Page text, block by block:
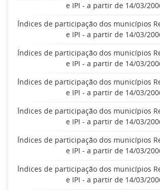
e IPI - a partir de 14/03/
Índices de participação dos municípios
e IPI - a partir de 14/03/
Índices de participação dos municípios
e IPI - a partir de 14/03/
Índices de participação dos municípios
e IPI - a partir de 14/03/
Índices de participação dos municípios
e IPI - a partir de 14/03/
Índices de participação dos municípios
e IPI - a partir de 14/03/
Índices de participação dos municípios
e IPI - a partir de 14/03/